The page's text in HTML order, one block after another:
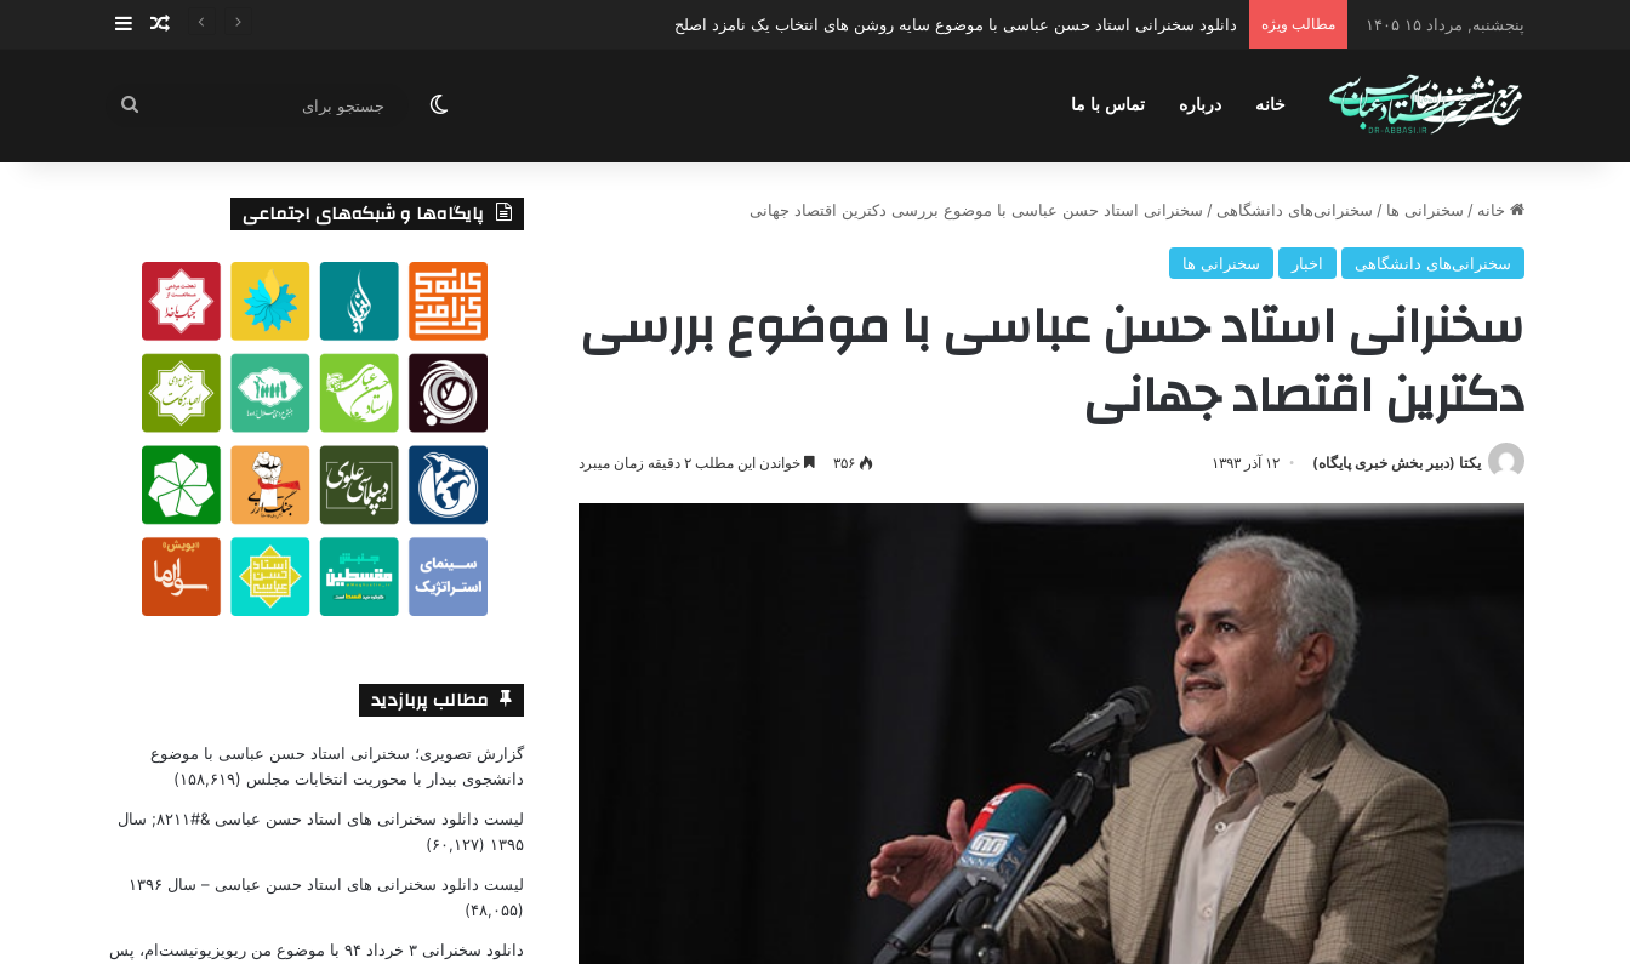
پنجشنبه, مرداد ۱۵ ۱۴۰۵ مطالب ویژه دانلود سخنرانی استاد حسن عباسی با موضوع چهار انتخاب ۱۴۰۰ نوشته تصادفی
سایدبار
خانه درباره تماس با ما تغییر پوسته
جستجو
خانه / سخنرانی ها / سخنرانی‌های دانشگاهی / سخنرانی استاد حسن عباسی با موضوع بررسی دکترین اقتصاد جهانی
سخنرانی‌های دانشگاهی اخبار سخنرانی ها
سخنرانی استاد حسن عباسی با موضوع بررسی
دکترین اقتصاد جهانی
یکتا (دبیر بخش خبری پایگاه) ۱۲ آذر ۱۳۹۳ ۳۵۶ خواندن این مطلب ۲ دقیقه زمان میبرد
پایگاه‌ها و شبکه‌های اجتماعی
مطالب پربازدید
گزارش تصویری؛ سخنرانی استاد حسن عباسی با موضوع
دانشجوی بیدار با محوریت انتخابات مجلس (۱۵۸,۶۱۹)
لیست دانلود سخنرانی های استاد حسن عباسی &#۸۲۱۱; سال
۱۳۹۵ (۶۰,۱۲۷)
لیست دانلود سخنرانی های استاد حسن عباسی – سال ۱۳۹۶
(۴۸,۰۵۵)
دانلود سخنرانی ۳ خرداد ۹۴ با موضوع من ریویزیونیست‌ام، پس